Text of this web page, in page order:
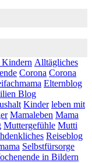
Alltägliches
Corona Corona
Elternblog
Blog
Kinder leben mit
Mamaleben Mama
Muttergefühle Mutti
Reiseblog
Selbstfürsorge
in Bildern